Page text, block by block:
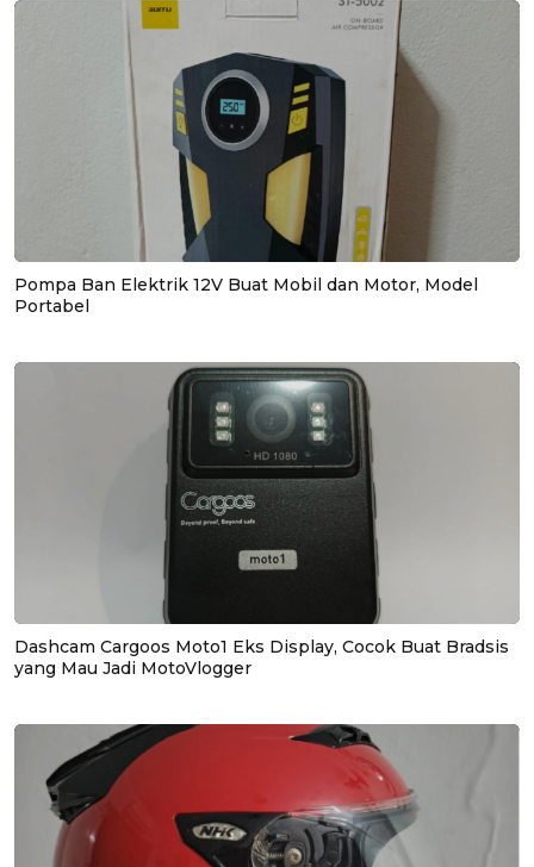
Pompa Ban Elektrik 12V Buat Mobil dan Motor, Model
Portabel
Dashcam Cargoos Moto1 Eks Display, Cocok Buat Bradsis
yang Mau Jadi MotoVlogger